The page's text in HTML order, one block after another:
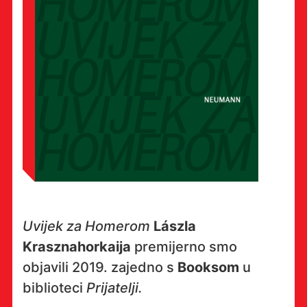
Uvijek za Homerom Lászla
Krasznahorkaija premijerno smo
objavili 2019. zajedno s Booksom u
biblioteci Prijatelji.